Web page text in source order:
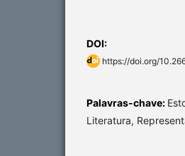
DOI:
https://doi.org/
Palavras-chave:
Literatura,